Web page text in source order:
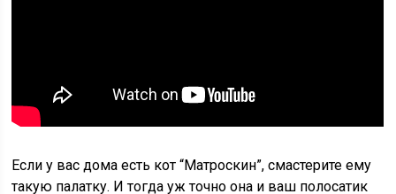
Если у вас дома есть кот “Матроскин”, смастерите ему
такую палатку. И тогда уж точно она и ваш полосатик